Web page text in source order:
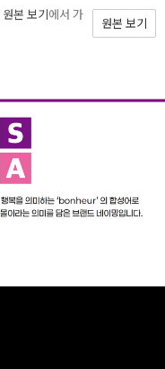
원본 보기 에서 가
원본 보기